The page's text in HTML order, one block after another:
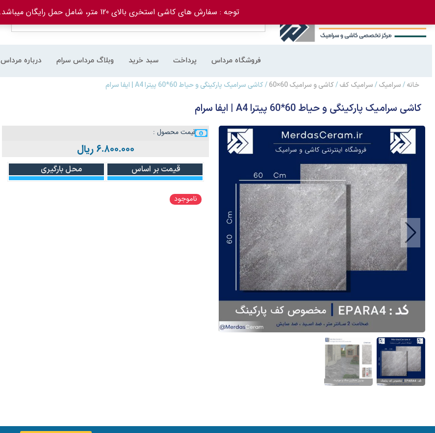
توجه : سفارش های کاشی استخری بالای 120 متر، شامل حمل رایگان میباشد.
فروشگاه مرداس پرداخت سبد خرید وبلاگ مرداس سرام درباره مرداس
خانه/سرامیک/سرامیک کف/کاشی و سرامیک 60×60 / کاشی سرامیک پارکینگی و حیاط 60*60 پیترا A4 | ایفا سرام
کاشی سرامیک پارکینگی و حیاط 60*60 پیترا A4 | ایفا سرام
قیمت محصول :
۶.۸۰۰.۰۰۰ ریال
قیمت بر اساس محل بارگیری
ناموجود